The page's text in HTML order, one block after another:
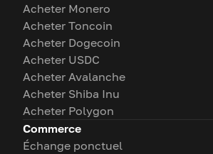
Acheter Monero
Acheter Toncoin
Acheter Dogecoin
Acheter USDC
Acheter Avalanche
Acheter Shiba Inu
Acheter Polygon
Commerce
Échange ponctuel